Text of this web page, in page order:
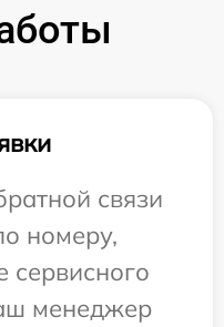
связи
номеру,
сервисного
менеджер